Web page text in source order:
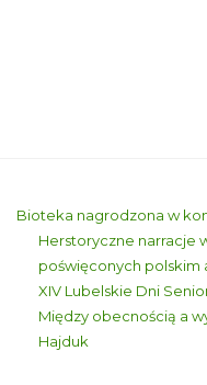
Bioteka nagrodzona w
Herstoryczne narracje
poświęconych polskim
XIV Lubelskie Dni
Między obecnością a
Hajduk